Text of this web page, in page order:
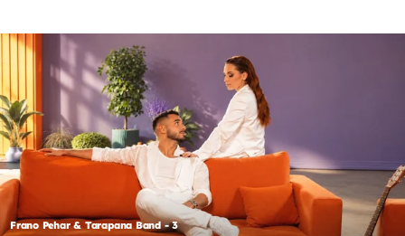
Frano Pehar & Tarapana Band - 3